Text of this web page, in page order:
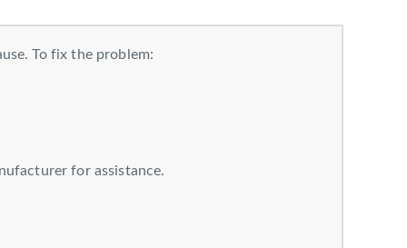
To fix the problem:
for assistance.